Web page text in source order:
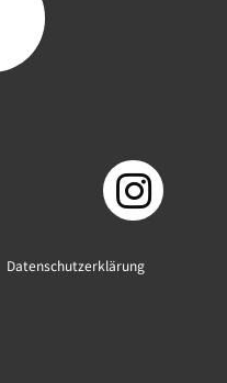
Datenschutzerklärung